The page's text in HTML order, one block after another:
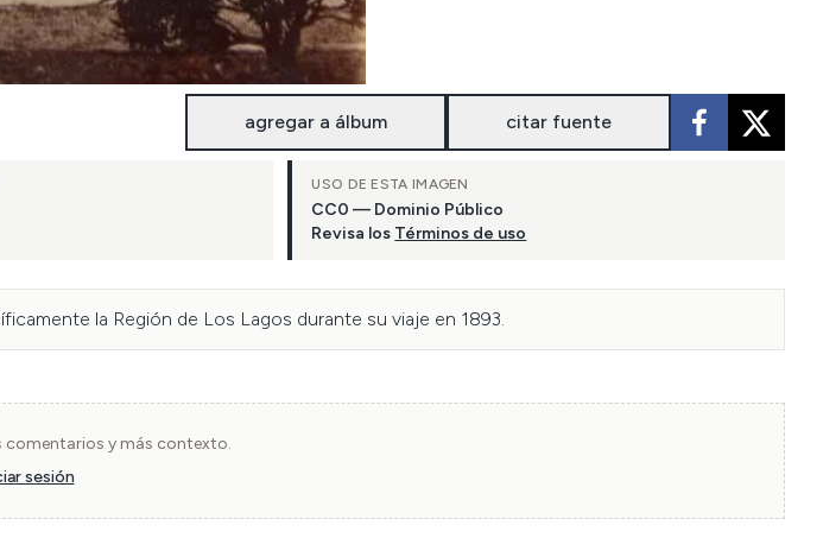
agregar a álbum citar fuente
USO DE ESTA IMAGEN
CC0 — Dominio Público
Revisa los Términos de uso
la Región de Los Lagos durante su viaje en 1893.
comentarios y más contexto.
sesión